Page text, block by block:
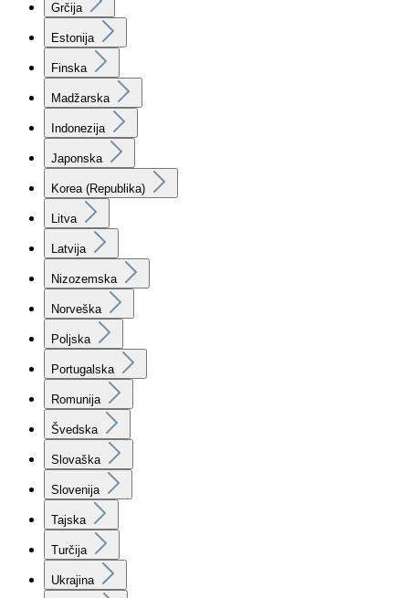
Grčija
Estonija
Finska
Madžarska
Indonezija
Japonska
Korea (Republika)
Litva
Latvija
Nizozemska
Norveška
Poljska
Portugalska
Romunija
Švedska
Slovaška
Slovenija
Tajska
Turčija
Ukrajina